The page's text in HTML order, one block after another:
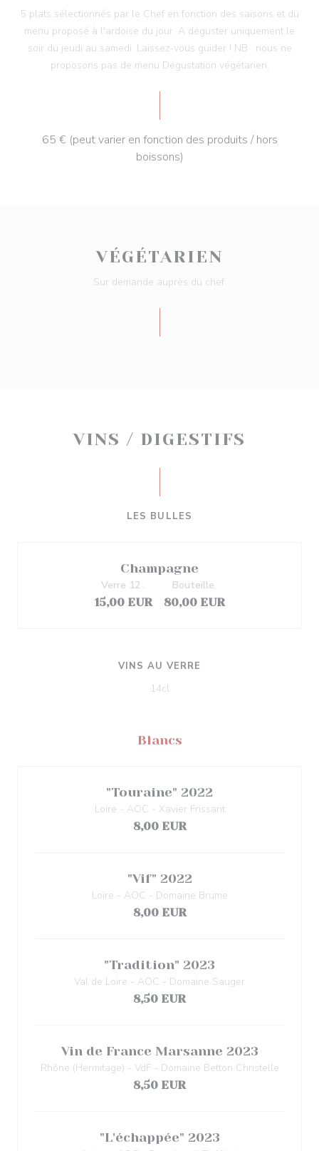
5 plats sélectionnés par le Chef en fonction des saisons et du
menu proposé à l'ardoise du jour. A déguster uniquement le
soir du jeudi au samedi. Laissez-vous guider ! NB : nous ne
proposons pas de menu Dégustation végétarien.
65 € (peut varier en fonction des produits / hors
boissons)
VÉGÉTARIEN
Sur demande auprès du chef.
VINS / DIGESTIFS
LES BULLES
Champagne
15,00 EUR
Verre 12 .
80,00 EUR
Bouteille.
VINS AU VERRE
14cl
Blancs
"Touraine" 2022
Loire - AOC - Xavier Frissant
8,00 EUR
"Vif" 2022
Loire - AOC - Domaine Brume
8,00 EUR
"Tradition" 2023
Val de Loire - AOC - Domaine Sauger
8,50 EUR
Vin de France Marsanne 2023
Rhône (Hermitage) - VdF - Domaine Betton Christelle
8,50 EUR
"L'échappée" 2023